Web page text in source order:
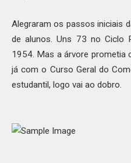
Alegraram os passos iniciais
de alunos. Uns 73 no Ciclo
1954. Mas a árvore prometia
já com o Curso Geral do
estudantil, logo vai ao dobro.